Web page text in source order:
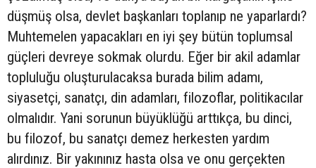
düşmüş olsa, devlet başkanları toplanıp ne yaparlardı?
Muhtemelen yapacakları en iyi şey bütün toplumsal
güçleri devreye sokmak olurdu. Eğer bir akil adamlar
topluluğu oluşturulacaksa burada bilim adamı,
siyasetçi, sanatçı, din adamları, filozoflar, politikacılar
olmalıdır. Yani sorunun büyüklüğü arttıkça, bu dinci,
bu filozof, bu sanatçı demez herkesten yardım
alırdınız. Bir yakınınız hasta olsa ve onu gerçekten